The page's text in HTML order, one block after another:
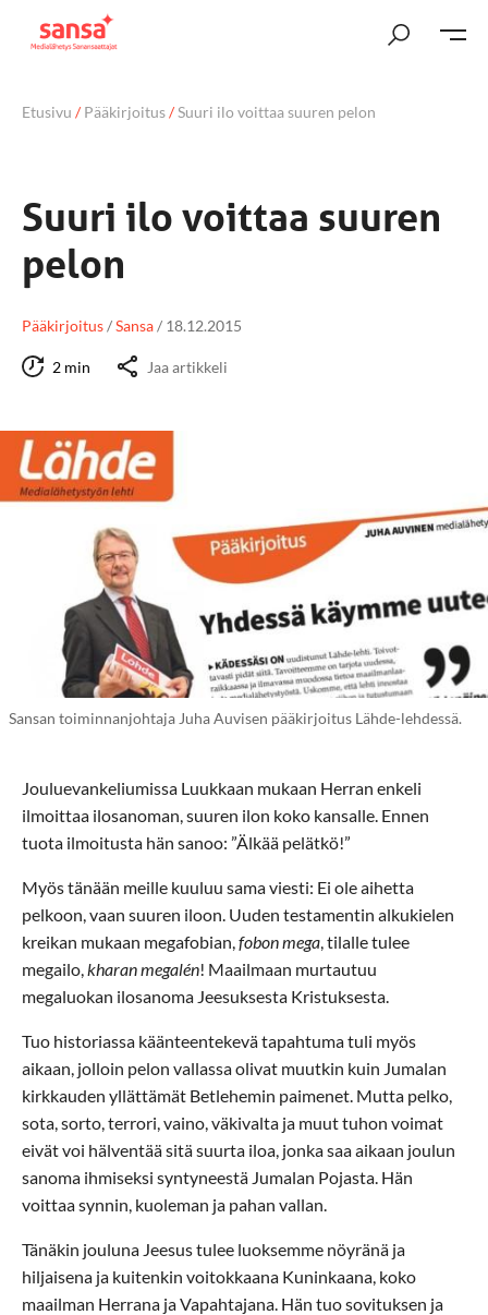
Etusivu /Pääkirjoitus/Suuri ilo voittaa suuren pelon
Suuri ilo voittaa suuren
pelon
Pääkirjoitus/Sansa/ 18.12.2015
2 min Jaa artikkeli
Sansan toiminnanjohtaja Juha Auvisen pääkirjoitus Lähde-lehdessä.
Jouluevankeliumissa Luukkaan mukaan Herran enkeli
ilmoittaa ilosanoman, suuren ilon koko kansalle. Ennen
tuota ilmoitusta hän sanoo: ”Älkää pelätkö!”
Myös tänään meille kuuluu sama viesti: Ei ole aihetta
pelkoon, vaan suuren iloon. Uuden testamentin alkukielen
kreikan mukaan megafobian, fobon mega , tilalle tulee
megailo, kharan megalén! Maailmaan murtautuu
megaluokan ilosanoma Jeesuksesta Kristuksesta.
Tuo historiassa käänteentekevä tapahtuma tuli myös
aikaan, jolloin pelon vallassa olivat muutkin kuin Jumalan
kirkkauden yllättämät Betlehemin paimenet. Mutta pelko,
sota, sorto, terrori, vaino, väkivalta ja muut tuhon voimat
eivät voi hälventää sitä suurta iloa, jonka saa aikaan joulun
sanoma ihmiseksi syntyneestä Jumalan Pojasta. Hän
voittaa synnin, kuoleman ja pahan vallan.
Tänäkin jouluna Jeesus tulee luoksemme nöyränä ja
hiljaisena ja kuitenkin voitokkaana Kuninkaana, koko
maailman Herrana ja Vapahtajana. Hän tuo sovituksen ja